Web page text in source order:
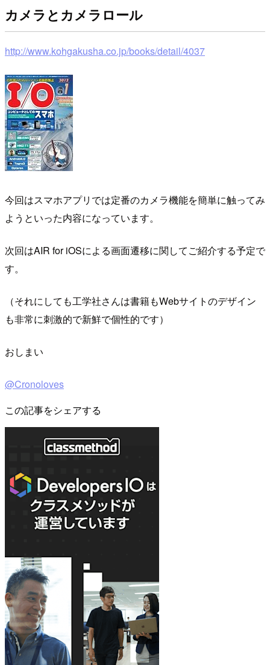
カメラとカメラロール
http://www.kohgakusha.co.jp/books/detail/4037
今回はスマホアプリでは定番のカメラ機能を簡単に触ってみ
ようといった内容になっています。
次回はAIR for iOSによる画面遷移に関してご紹介する予定で
す。
（それにしても工学社さんは書籍もWebサイトのデザイン
も非常に刺激的で新鮮で個性的です）
おしまい
@Cronoloves
この記事をシェアする